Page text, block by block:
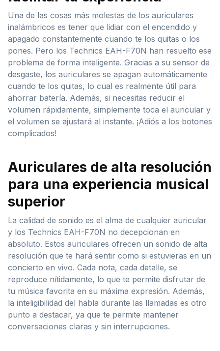
Una de las cosas más molestas de los auriculares
inalámbricos es tener que lidiar con el encendido y
apagado constantemente cuando te los quitas o los
pones. Pero los Technics EAH-F70N han resuelto ese
problema de forma inteligente. Gracias a su sensor de
desgaste, los auriculares se apagan automáticamente
cuando te los quitas, lo cual es realmente útil para
ahorrar batería. Además, si necesitas reducir el
volumen rápidamente, simplemente toca el auricular y
el volumen se ajustará al instante. ¡Adiós a los botones
complicados!
Auriculares de alta resolución
para una experiencia musical
superior
La calidad de sonido es el alma de cualquier auricular
y los Technics EAH-F70N no decepcionan en
absoluto. Estos auriculares ofrecen un sonido de alta
resolución que te hará sentir como si estuvieras en un
concierto en vivo. Cada nota, cada detalle, se
reproduce nítidamente, lo que te permite disfrutar de
tu música favorita en su máxima expresión. Además,
la inteligibilidad del habla durante las llamadas es otro
punto a destacar, ya que te permite mantener
conversaciones claras y sin interrupciones.